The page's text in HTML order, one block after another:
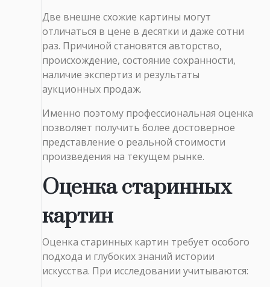
Две внешне схожие картины могут
отличаться в цене в десятки и даже сотни
раз. Причиной становятся авторство,
происхождение, состояние сохранности,
наличие экспертиз и результаты
аукционных продаж.
Именно поэтому профессиональная оценка
позволяет получить более достоверное
представление о реальной стоимости
произведения на текущем рынке.
Оценка старинных
картин
Оценка старинных картин требует особого
подхода и глубоких знаний истории
искусства. При исследовании учитываются: